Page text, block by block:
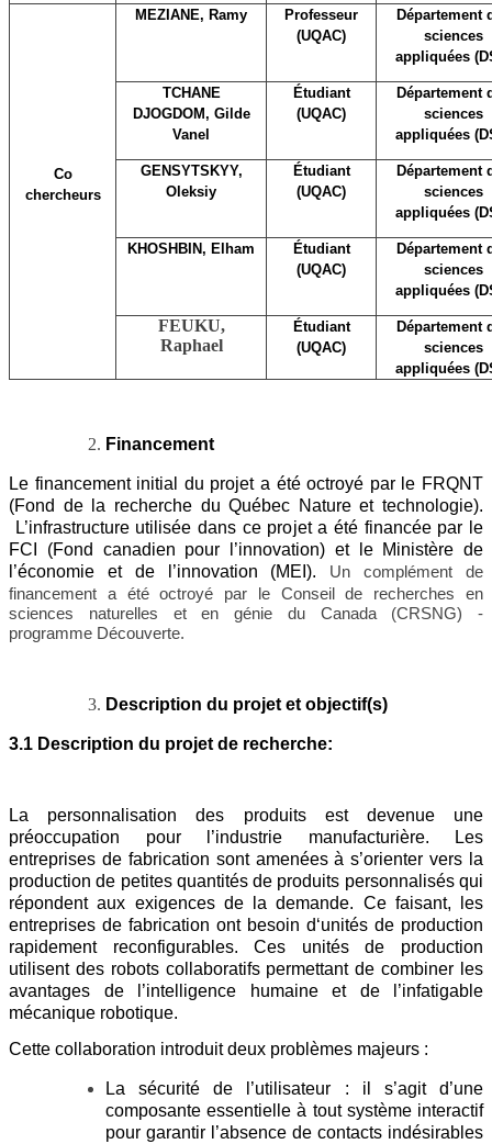
Co
chercheurs
MEZIANE, Ramy
Professeur
(UQAC)
Département
sciences
appliquées
TCHANE
DJOGDOM, Gilde
Vanel
Étudiant
(UQAC)
Département
sciences
appliquées
GENSYTSKYY,
Oleksiy
Étudiant
(UQAC)
Département
sciences
appliquées
KHOSHBIN, Elham
Étudiant
(UQAC)
Département
sciences
appliquées
FEUKU,
Raphael
Étudiant
(UQAC)
Département
sciences
appliquées
Financement
Le financement initial du projet a été octroyé par le FRQNT
(Fond de la recherche du Québec Nature et technologie).
L’infrastructure utilisée dans ce projet a été financée par le
FCI (Fond canadien pour l’innovation) et le Ministère de
l’économie et de l’innovation (MEI). Un complément de
financement a été octroyé par le Conseil de recherches en
sciences naturelles et en génie du Canada (CRSNG) -
programme Découverte.
Description du projet et objectif(s)
3.1 Description du projet de recherche:
La personnalisation des produits est devenue une
préoccupation pour l’industrie manufacturière. Les
entreprises de fabrication sont amenées à s’orienter vers la
production de petites quantités de produits personnalisés qui
répondent aux exigences de la demande. Ce faisant, les
entreprises de fabrication ont besoin d‘unités de production
rapidement reconfigurables. Ces unités de production
utilisent des robots collaboratifs permettant de combiner les
avantages de l’intelligence humaine et de l’infatigable
mécanique robotique.
Cette collaboration introduit deux problèmes majeurs :
La sécurité de l’utilisateur : il s’agit d’une
composante essentielle à tout système interactif
pour garantir l’absence de contacts indésirables